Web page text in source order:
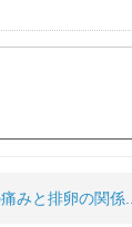
みと排卵の関係...